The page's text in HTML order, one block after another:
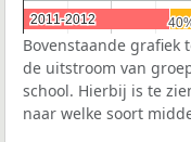
2011-2012
2011-2012
Bovenstaande grafiek
de uitstroom van
school. Hierbij is te
naar welke soort